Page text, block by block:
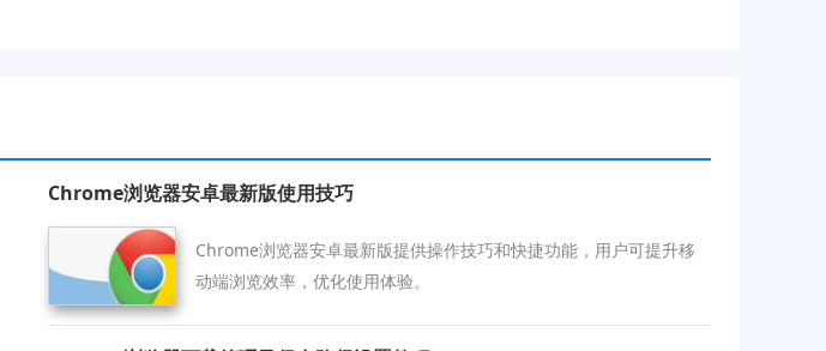
Chrome浏览器安卓最新版使用技巧
Chrome浏览器安卓最新版提供操作技巧和快捷功能，用户可提升移
动端浏览效率，优化使用体验。